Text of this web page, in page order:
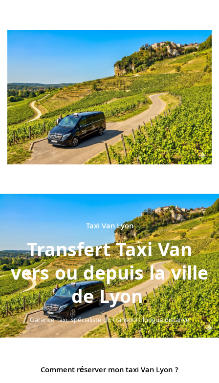
Taxi Van Lyon
Transfert Taxi Van
vers ou depuis la ville
de Lyon.
Garance Taxi, spécialiste du transport longue distance
Comment réserver mon taxi Van Lyon ?